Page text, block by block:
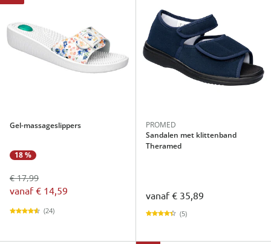
Gel-massageslippers
18 %
€ 17,99
vanaf€ 14,59
(24)
PROMED
Sandalen met klittenband
Theramed
vanaf€ 35,89
(5)